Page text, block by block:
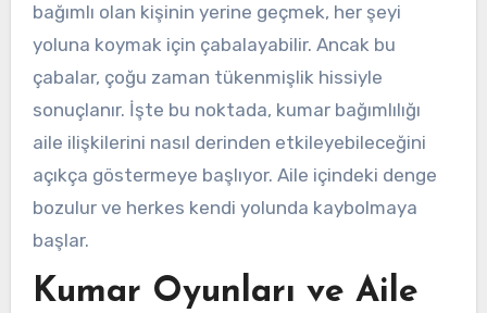
bağımlı olan kişinin yerine geçmek, her şeyi
yoluna koymak için çabalayabilir. Ancak bu
çabalar, çoğu zaman tükenmişlik hissiyle
sonuçlanır. İşte bu noktada, kumar bağımlılığı
aile ilişkilerini nasıl derinden etkileyebileceğini
açıkça göstermeye başlıyor. Aile içindeki denge
bozulur ve herkes kendi yolunda kaybolmaya
başlar.
Kumar Oyunları ve Aile